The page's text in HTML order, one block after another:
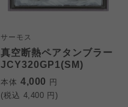
サーモス
真空断熱ペアタンブラー
JCY320GP1(SM)
本体 4,000 円
(税込 4,400 円)